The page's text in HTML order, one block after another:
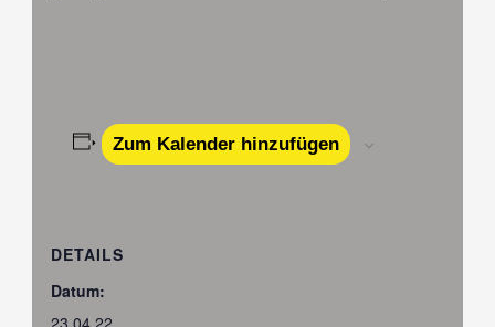
Zum Kalender hinzufügen
DETAILS
Datum:
23.04.22